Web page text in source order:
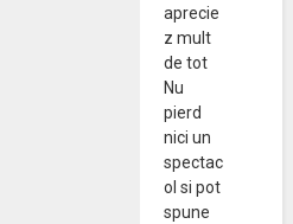
aprecie
z mult
de tot
Nu
pierd
nici un
spectac
ol si pot
spune